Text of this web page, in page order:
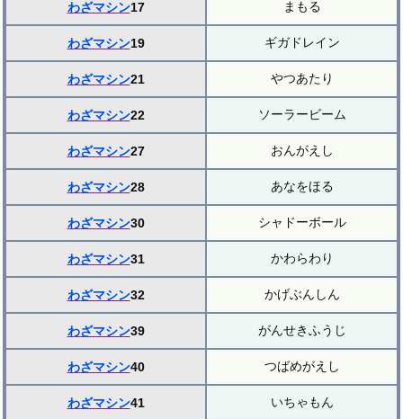
わざマシン17 まもる
わざマシン19 ギガドレイン
わざマシン21 やつあたり
わざマシン22 ソーラービーム
わざマシン27 おんがえし
わざマシン28 あなをほる
わざマシン30 シャドーボール
わざマシン31 かわらわり
わざマシン32 かげぶんしん
わざマシン39 がんせきふうじ
わざマシン40 つばめがえし
わざマシン41 いちゃもん